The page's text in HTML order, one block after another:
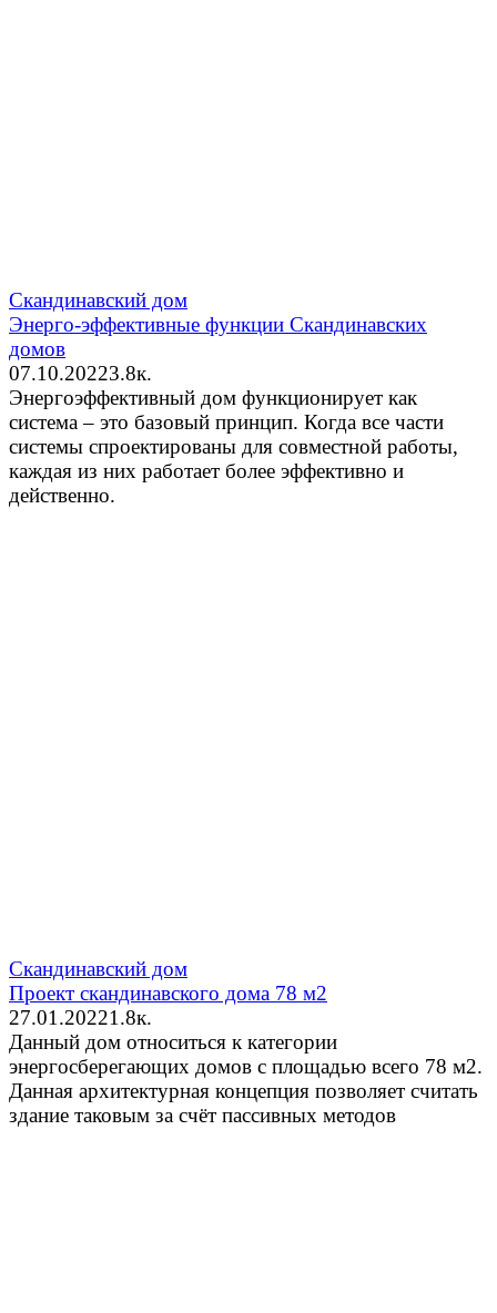
Скандинавский дом
Энерго-эффективные функции Скандинавских
домов
07.10.20223.8к.
Энергоэффективный дом функционирует как
система – это базовый принцип. Когда все части
системы спроектированы для совместной работы,
каждая из них работает более эффективно и
действенно.
Скандинавский дом
Проект скандинавского дома 78 м2
27.01.20221.8к.
Данный дом относиться к категории
энергосберегающих домов с площадью всего 78 м2.
Данная архитектурная концепция позволяет считать
здание таковым за счёт пассивных методов